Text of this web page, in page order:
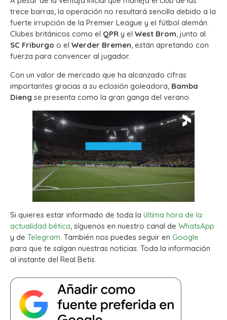
trece barras, la operación no resultará sencilla debido a la
fuerte irrupción de la Premier League y el fútbol alemán.
Clubes británicos como el QPR y el West Brom, junto al
SC Friburgo o el Werder Bremen, están apretando con
fuerza para convencer al jugador.
Con un valor de mercado que ha alcanzado cifras
importantes gracias a su eclosión goleadora, Bamba
Dieng se presenta como la gran ganga del verano.
Si quieres estar informado de toda la última hora de la
actualidad bética, síguenos en nuestro canal de WhatsApp
y de Telegram. También nos puedes seguir en Google
para que te salgan nuestras noticias. Toda la información
al instante del Real Betis.